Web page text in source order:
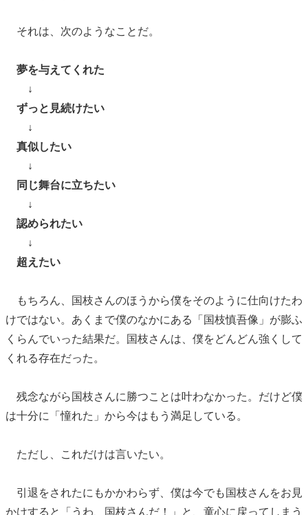
それは、次のようなことだ。
夢を与えてくれた
↓
ずっと見続けたい
↓
真似したい
↓
同じ舞台に立ちたい
↓
認められたい
↓
超えたい
もちろん、国枝さんのほうから僕をそのように仕向けたわ
けではない。あくまで僕のなかにある「国枝慎吾像」が膨ふ
くらんでいった結果だ。国枝さんは、僕をどんどん強くして
くれる存在だった。
残念ながら国枝さんに勝つことは叶わなかった。だけど僕
は十分に「憧れた」から今はもう満足している。
ただし、これだけは言いたい。
引退をされたにもかかわらず、僕は今でも国枝さんをお見
かけすると「うわ、国枝さんだ！」と、童心に戻ってしまう